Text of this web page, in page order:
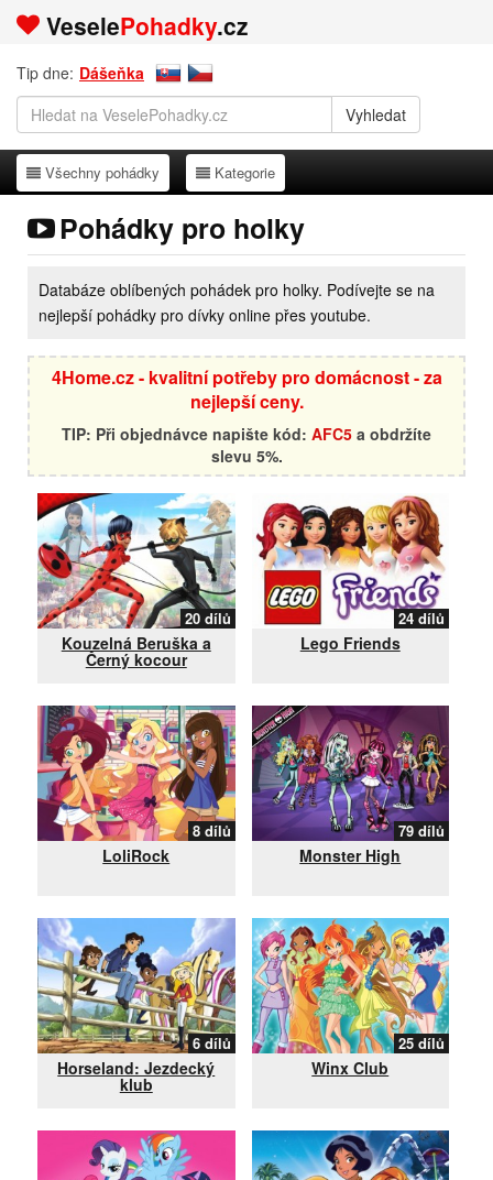
VeselePohadky.cz
Tip dne: Dášeňka
Všechny pohádky
Všechny pohádky Kategorie
Kategorie
Pohádky pro holky
Databáze oblíbených pohádek pro holky. Podívejte se na
nejlepší pohádky pro dívky online přes youtube.
4Home.cz - kvalitní potřeby pro domácnost - za
nejlepší ceny.
TIP: Při objednávce napište kód: AFC5 a obdržíte
slevu 5%.
20 dílů
Kouzelná Beruška a
Černý kocour
24 dílů
Lego Friends
8 dílů
LoliRock
79 dílů
Monster High
6 dílů
Horseland: Jezdecký
klub
25 dílů
Winx Club